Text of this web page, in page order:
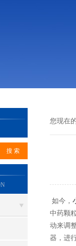
您现在
如今，
中药颗
动来调
器，进